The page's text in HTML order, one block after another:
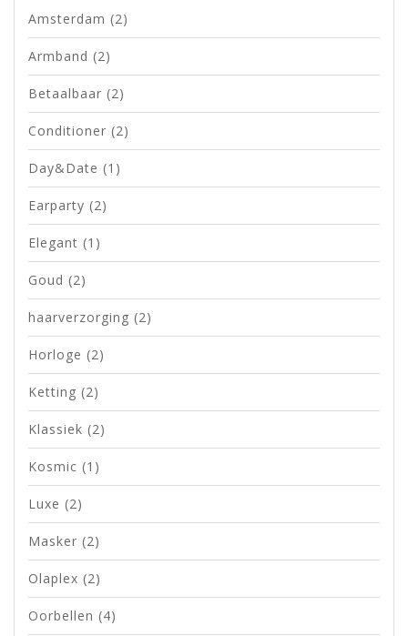
Amsterdam (2)
Armband (2)
Betaalbaar (2)
Conditioner (2)
Day&Date (1)
Earparty (2)
Elegant (1)
Goud (2)
haarverzorging (2)
Horloge (2)
Ketting (2)
Klassiek (2)
Kosmic (1)
Luxe (2)
Masker (2)
Olaplex (2)
Oorbellen (4)